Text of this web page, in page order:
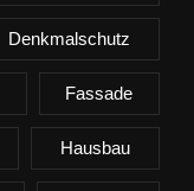
Denkmalschutz
Fassade
Hausbau